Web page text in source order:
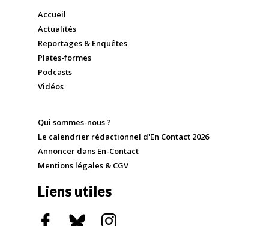
Accueil
Actualités
Reportages & Enquêtes
Plates-formes
Podcasts
Vidéos
Qui sommes-nous ?
Le calendrier rédactionnel d'En Contact 2026
Annoncer dans En-Contact
Mentions légales & CGV
Liens utiles